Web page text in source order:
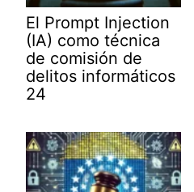
El Prompt Injection
(IA) como técnica
de comisión de
delitos informáticos
24